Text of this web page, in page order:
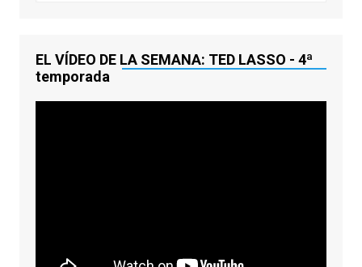
EL VÍDEO DE LA SEMANA: TED LASSO - 4ª
temporada